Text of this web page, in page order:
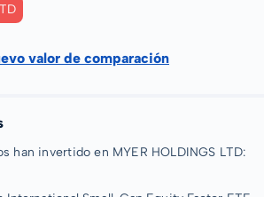
valor de comparación
han invertido en MYER HOLDINGS LTD: